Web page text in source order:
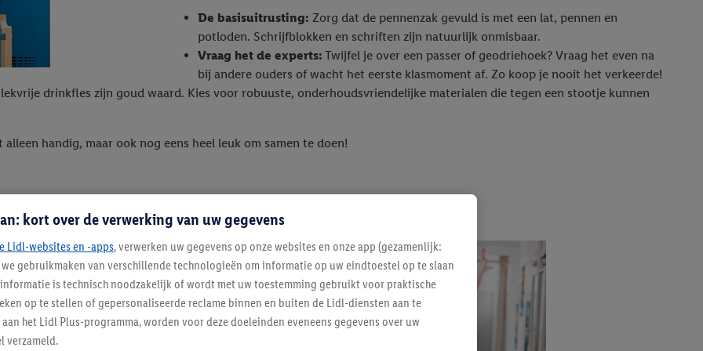
De basisuitrusting: Zorg dat de pennenzak gevuld is met een lat, pennen en
potloden. Schrijfblokken en schriften zijn natuurlijk onmisbaar.
Vraag het de experts: Twijfel je over een passer of geodriehoek? Vraag het even na
bij andere ouders of wacht het eerste klasmoment af. Zo koop je nooit het verkeerde!
drinkfles zijn goud waard. Kies voor robuuste, onderhoudsvriendelijke materialen die tegen een stootje kunnen
handig, maar ook nog eens heel leuk om samen te doen!
voor de
je ze samen doet. Maak
je kind stap voor stap
kort over de verwerking van uw gegevens
Lidl-websites en -apps, verwerken uw gegevens op onze websites en onze app (gezamenlijk:
gebruikmaken van verschillende technologieën om informatie op uw eindtoestel op te slaan
is technisch noodzakelijk of wordt met uw toestemming gebruikt voor praktische
op te stellen of gepersonaliseerde reclame binnen en buiten de Lidl-diensten aan te
het Lidl Plus-programma, worden voor deze doeleinden eveneens gegevens over uw
verzameld.